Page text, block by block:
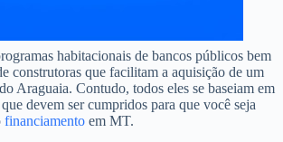
habitacionais de bancos públicos bem
construtoras que facilitam a aquisição de um
Araguaia. Contudo, todos eles se baseiam em
devem ser cumpridos para que você seja
financiamento em MT.